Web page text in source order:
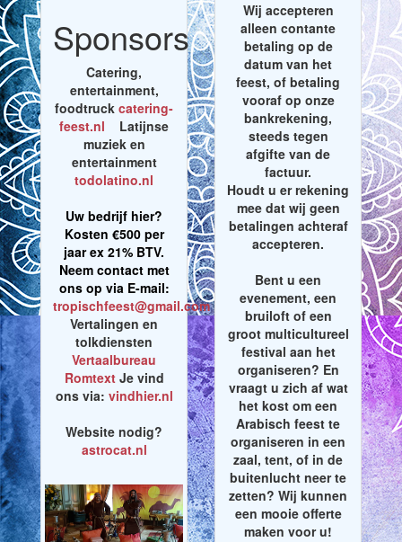
Sponsors
Catering,
entertainment,
foodtruck catering-
feest.nl Latijnse
muziek en
entertainment
todolatino.nl
Uw bedrijf hier?
Kosten €500 per
jaar ex 21% BTV.
Neem contact met
ons op via E-mail:
tropischfeest@gmail.com
Vertalingen en
tolkdiensten
Vertaalbureau
RomtextJe vind
ons via: vindhier.nl
Website nodig?
astrocat.nl
Wij accepteren
alleen contante
betaling op de
datum van het
feest, of betaling
vooraf op onze
bankrekening,
steeds tegen
afgifte van de
factuur.
Houdt u er rekening
mee dat wij geen
betalingen achteraf
accepteren.
Bent u een
evenement, een
bruiloft of een
groot multicultureel
festival aan het
organiseren? En
vraagt u zich af wat
het kost om een
Arabisch feest te
organiseren in een
zaal, tent, of in de
buitenlucht neer te
zetten? Wij kunnen
een mooie offerte
maken voor u!